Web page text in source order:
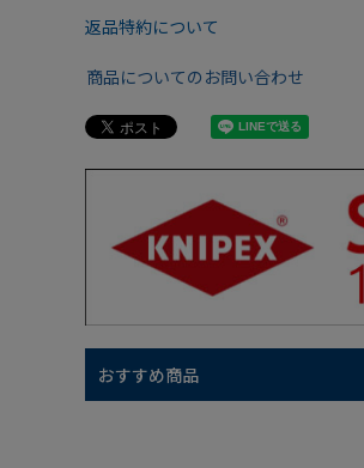
返品特約について
商品についてのお問い合わせ
おすすめ商品